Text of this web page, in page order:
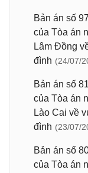
Bản án số
của Tòa án
Lâm Đồng
đình (24/07/
Bản án số
của Tòa án
Lào Cai về
đình (23/07/
Bản án số
của Tòa án